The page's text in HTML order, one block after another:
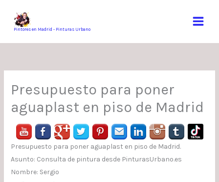
contenidoPintores en Madrid - Pinturas Urbano
Presupuesto para poner
aguaplast en piso de Madrid
Presupuesto para poner aguaplast en piso de Madrid.
Asunto: Consulta de pintura desde PinturasUrbano.es
Nombre: Sergio